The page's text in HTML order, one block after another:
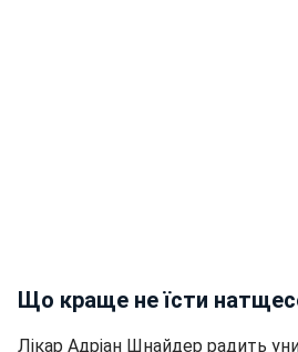
Що краще не їсти
Лікар Адріан Шнайдер радить